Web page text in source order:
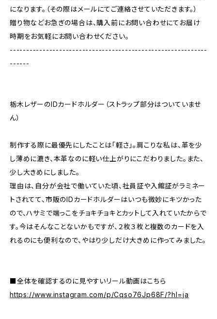
になります。（その際はメールにてご連絡させていただきます。）
贈り物などお急ぎの場合は、購入前にお問い合わせにてお届け
時期をお気軽にお問い合わせください。
------------------------------------------------------------
------
栃木レザーのIDカードホルダー（ストラップ部分はついていませ
ん）
制作する際に最優先にしたことは「軽さ」。肩こりな私は、革を少
し薄めに漉き、本革なのに軽い仕上がりにこだわりました。また、
少し大きめにしました。
理由は、自分が会社で働いていた頃、社員証や入館証がラミネー
トされてて、市販のIDカードホルダーはいつも微妙にキツかった
ので、ハサミで端っこをチョキチョキとカットして入れていたからで
す。今はそんなことないかもですが、２枚３枚と複数のカードを入
れるのにも便利なので、やはり少しだけ大きめに作ってみました。
■全体を確認するのに見やすいリール動画はこちら
https://www.instagram.com/p/Cqso76Jp68F/?hl=ja